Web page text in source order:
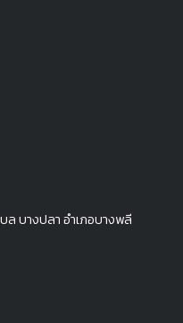
ล บางปลา อำเภอบางพลี